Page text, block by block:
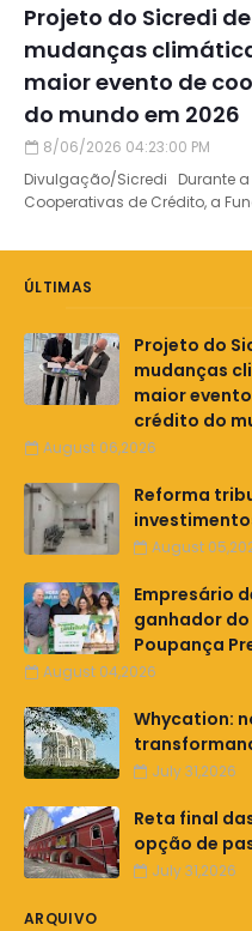
Projeto do Sicredi
mudanças
maior evento de
do mundo em 2026
8/06/2026 04:23:00 PM
Divulgação/Sicredi Durante
Cooperativas de Crédito, a
ÚLTIMAS
Projeto do
mudanças
maior
crédito do
August 06,2026
Reforma
August
Empresário
ganhador do
Poupança
August 04,2026
Whycation:
July 31,2026
Reta final
opção de
July 31,2026
ARQUIVO